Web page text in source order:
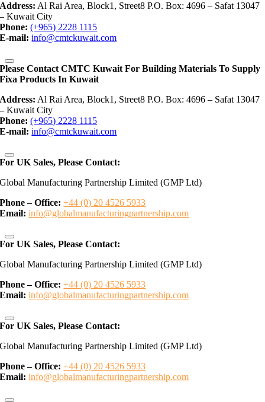
Address: Al Rai Area, Block1, Street8 P.O. Box: 4696 – Safat 13047
– Kuwait City
Phone: (+965) 2228 1115
E-mail: info@cmtckuwait.com
Please Contact CMTC Kuwait For Building Materials To Supply
Fixa Products In Kuwait
Address: Al Rai Area, Block1, Street8 P.O. Box: 4696 – Safat 13047
– Kuwait City
Phone: (+965) 2228 1115
E-mail: info@cmtckuwait.com
For UK Sales, Please Contact:
Global Manufacturing Partnership Limited (GMP Ltd)
Phone – Office: +44 (0) 20 4526 5933
Email: info@globalmanufacturingpartnership.com
For UK Sales, Please Contact:
Global Manufacturing Partnership Limited (GMP Ltd)
Phone – Office: +44 (0) 20 4526 5933
Email: info@globalmanufacturingpartnership.com
For UK Sales, Please Contact:
Global Manufacturing Partnership Limited (GMP Ltd)
Phone – Office: +44 (0) 20 4526 5933
Email: info@globalmanufacturingpartnership.com